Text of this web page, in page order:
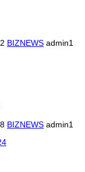
BIZNEWS admin1
BIZNEWS admin1